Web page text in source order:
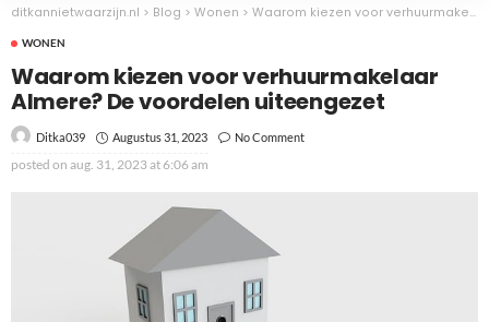
ditkannietwaarzijn.nl > Blog > Wonen > Waarom kiezen voor verhuurmakelaar Almere? De voordelen uiteengezet
WONEN
Waarom kiezen voor verhuurmakelaar
Almere? De voordelen uiteengezet
Ditka039 Augustus 31, 2023 No Comment
posted on aug. 31, 2023 at 6:06 am